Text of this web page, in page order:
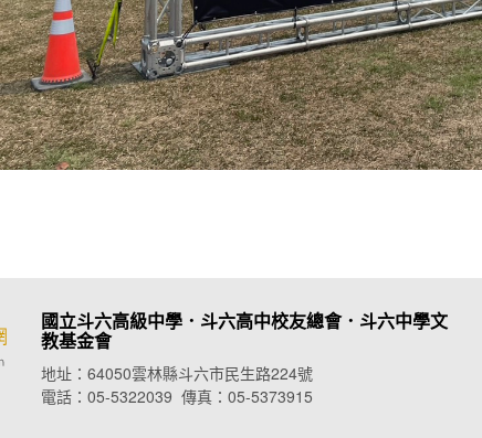
國立斗六高級中學．斗六高中校友總會． 斗六中學文
教基金會
地址：64050雲林縣斗六市民生路224號
電話：05-5322039 傳真：05-5373915